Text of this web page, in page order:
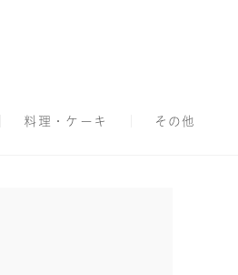
料理・ケーキ その他